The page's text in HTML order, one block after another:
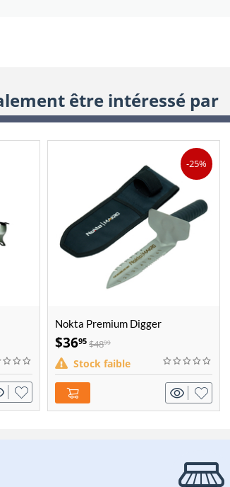
être intéressé par
-25%
Nokta Premium Digger
$3695 $4899
Stock faible